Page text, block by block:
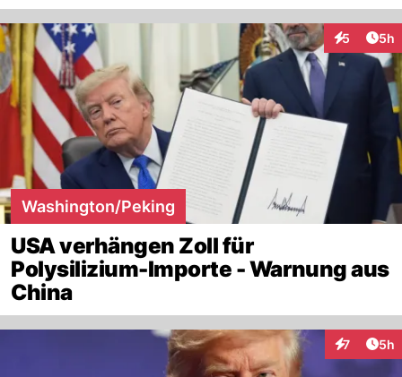
5 5h
Washington/Peking
USA verhängen Zoll für
Polysilizium-Importe - Warnung aus
China
7 5h